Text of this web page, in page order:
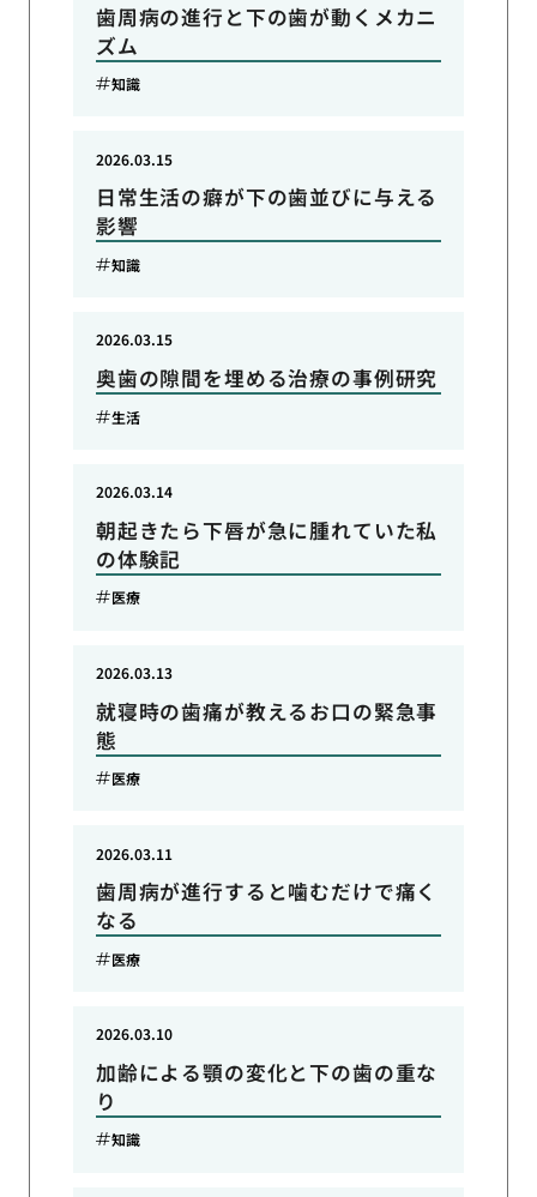
歯周病の進行と下の歯が動くメカニ
ズム
知識
日常生活の癖が下の歯並びに与える
影響
2026.03.15
知識
奥歯の隙間を埋める治療の事例研究
2026.03.15
生活
朝起きたら下唇が急に腫れていた私
の体験記
2026.03.14
医療
就寝時の歯痛が教えるお口の緊急事
態
2026.03.13
医療
歯周病が進行すると噛むだけで痛く
なる
2026.03.11
医療
加齢による顎の変化と下の歯の重な
り
2026.03.10
知識